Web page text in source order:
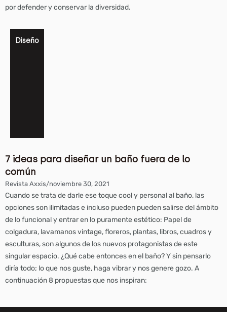
por defender y conservar la diversidad.
Diseño
7 ideas para diseñar un baño fuera de lo
común
Revista Axxis/noviembre 30, 2021
Cuando se trata de darle ese toque cool y personal al baño, las
opciones son ilimitadas e incluso pueden pueden salirse del ámbito
de lo funcional y entrar en lo puramente estético: Papel de
colgadura, lavamanos vintage, floreros, plantas, libros, cuadros y
esculturas, son algunos de los nuevos protagonistas de este
singular espacio. ¿Qué cabe entonces en el baño? Y sin pensarlo
diría todo; lo que nos guste, haga vibrar y nos genere gozo. A
continuación 8 propuestas que nos inspiran: